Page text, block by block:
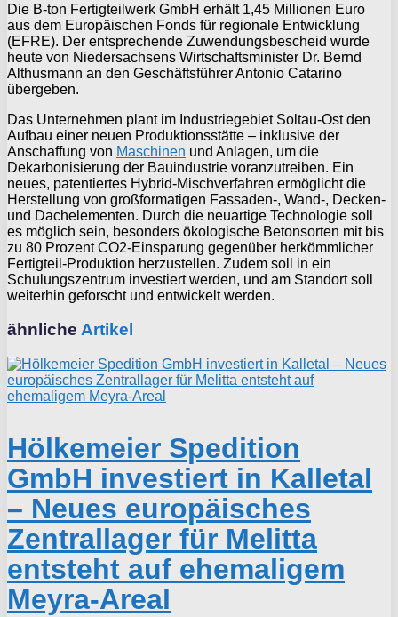
Die B-ton Fertigteilwerk GmbH erhält 1,45 Millionen Euro
aus dem Europäischen Fonds für regionale Entwicklung
(EFRE). Der entsprechende Zuwendungsbescheid wurde
heute von Niedersachsens Wirtschaftsminister Dr. Bernd
Althusmann an den Geschäftsführer Antonio Catarino
übergeben.
Das Unternehmen plant im Industriegebiet Soltau-Ost den
Aufbau einer neuen Produktionsstätte – inklusive der
Anschaffung von Maschinen und Anlagen, um die
Dekarbonisierung der Bauindustrie voranzutreiben. Ein
neues, patentiertes Hybrid-Mischverfahren ermöglicht die
Herstellung von großformatigen Fassaden-, Wand-, Decken-
und Dachelementen. Durch die neuartige Technologie soll
es möglich sein, besonders ökologische Betonsorten mit bis
zu 80 Prozent CO2-Einsparung gegenüber herkömmlicher
Fertigteil-Produktion herzustellen. Zudem soll in ein
Schulungszentrum investiert werden, und am Standort soll
weiterhin geforscht und entwickelt werden.
ähnliche Artikel
Hölkemeier Spedition
GmbH investiert in Kalletal
– Neues europäisches
Zentrallager für Melitta
entsteht auf ehemaligem
Meyra-Areal